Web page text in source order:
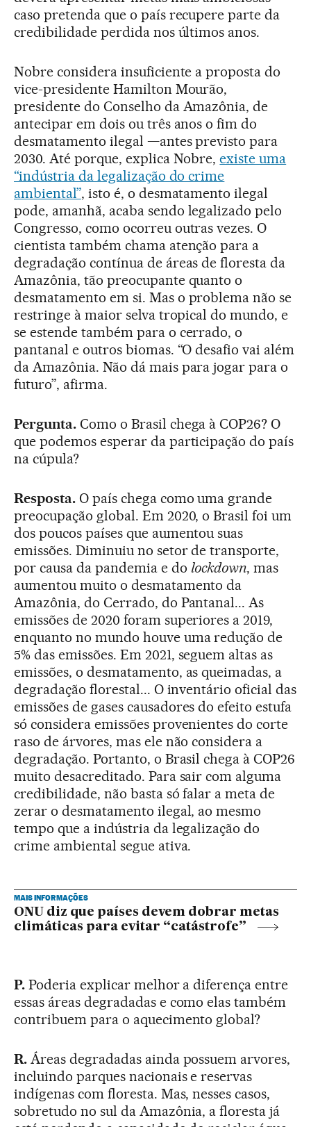
caso pretenda que o país recupere parte da
credibilidade perdida nos últimos anos.
Nobre considera insuficiente a proposta do
vice-presidente Hamilton Mourão,
presidente do Conselho da Amazônia, de
antecipar em dois ou três anos o fim do
desmatamento ilegal —antes previsto para
2030. Até porque, explica Nobre,existe uma
“indústria da legalização do crime
ambiental”, isto é, o desmatamento ilegal
pode, amanhã, acaba sendo legalizado pelo
Congresso, como ocorreu outras vezes. O
cientista também chama atenção para a
degradação contínua de áreas de floresta da
Amazônia, tão preocupante quanto o
desmatamento em si. Mas o problema não se
restringe à maior selva tropical do mundo, e
se estende também para o cerrado, o
pantanal e outros biomas. “O desafio vai além
da Amazônia. Não dá mais para jogar para o
futuro”, afirma.
Pergunta.Como o Brasil chega à COP26? O
que podemos esperar da participação do país
na cúpula?
Resposta.O país chega como uma grande
preocupação global. Em 2020, o Brasil foi um
dos poucos países que aumentou suas
emissões. Diminuiu no setor de transporte,
por causa da pandemia e do lockdown, mas
aumentou muito o desmatamento da
Amazônia, do Cerrado, do Pantanal... As
emissões de 2020 foram superiores a 2019,
enquanto no mundo houve uma redução de
5% das emissões. Em 2021, seguem altas as
emissões, o desmatamento, as queimadas, a
degradação florestal... O inventário oficial das
emissões de gases causadores do efeito estufa
só considera emissões provenientes do corte
raso de árvores, mas ele não considera a
degradação. Portanto, o Brasil chega à COP26
muito desacreditado. Para sair com alguma
credibilidade, não basta só falar a meta de
zerar o desmatamento ilegal, ao mesmo
tempo que a indústria da legalização do
crime ambiental segue ativa.
MAIS INFORMAÇÕES
ONU diz que países devem dobrar metas
climáticas para evitar “catástrofe”
P.Poderia explicar melhor a diferença entre
essas áreas degradadas e como elas também
contribuem para o aquecimento global?
R. Áreas degradadas ainda possuem arvores,
incluindo parques nacionais e reservas
indígenas com floresta. Mas, nesses casos,
sobretudo no sul da Amazônia, a floresta já